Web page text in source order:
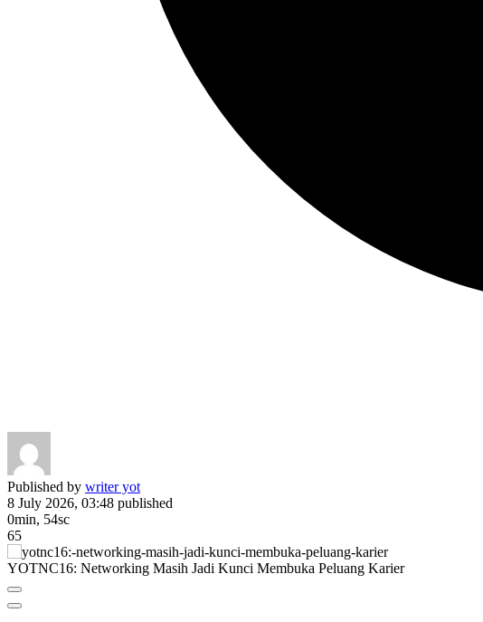
Published by writer yot
8 July 2026, 03:48 published
0min, 54sc
65
YOTNC16: Networking Masih Jadi Kunci Membuka Peluang Karier